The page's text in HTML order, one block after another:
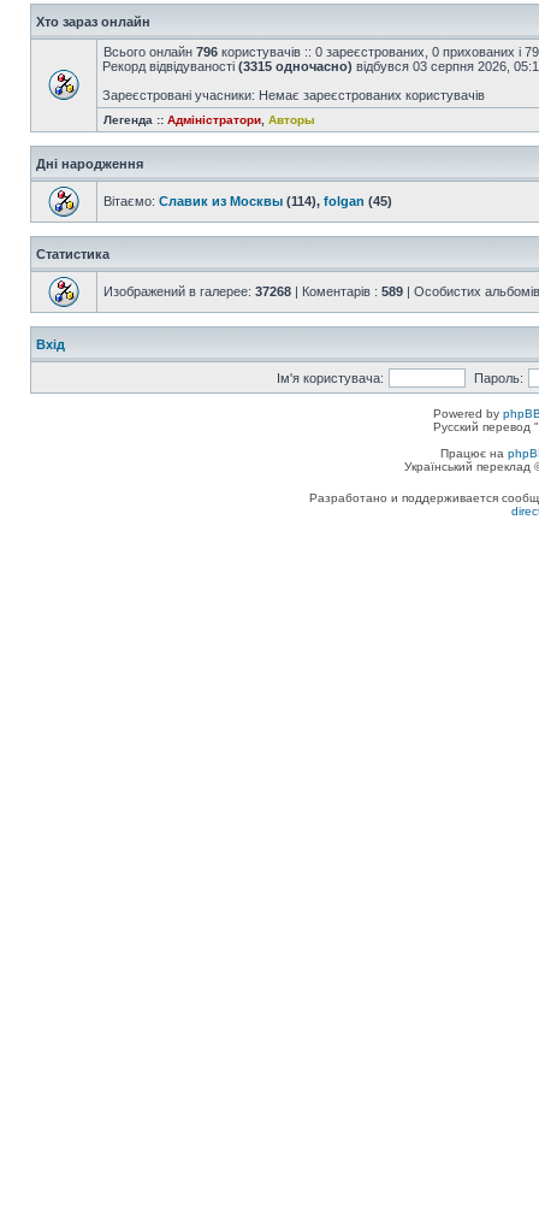
Хто зараз онлайн
Всього онлайн 796 користувачів :: 0 зареєстрованих, 0 прихованих і
Рекорд відвідуваності (3315 одночасно) відбувся 03 серпня 2026,
Зареєстровані учасники: Немає зареєстрованих користувачів
Легенда :: Адміністратори Авторы
Дні народження
Вітаємо: Славик из Москвы (114), folgan (45)
Статистика
Изображений в галерее: 37268 | Коментарів : 589 | Особистих
Вхід
Ім'я користувача: Пароль:
Powered by
Русский перевод
Працює на
Український
Разработано и поддерживается